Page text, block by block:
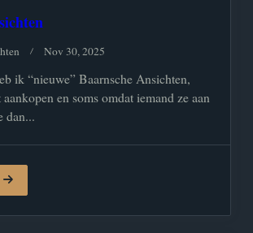
Nov 30, 2025
ik “nieuwe” Baarnsche Ansichten,
en soms omdat iemand ze aan
dan...